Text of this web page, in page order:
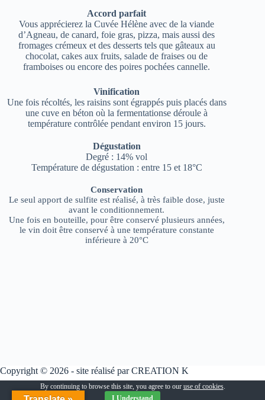
Accord parfait
Vous apprécierez la Cuvée Hélène avec de la viande
d’Agneau, de canard, foie gras, pizza, mais aussi des
fromages crémeux et des desserts tels que gâteaux au
chocolat, cakes aux fruits, salade de fraises ou de
framboises ou encore des poires pochées cannelle.
Vinification
Une fois récoltés, les raisins sont égrappés puis placés dans
une cuve en béton où la fermentationse déroule à
température contrôlée pendant environ 15 jours.
Dégustation
Degré : 14% vol
Température de dégustation : entre 15 et 18°C
Conservation
Le seul apport de sulfite est réalisé, à très faible dose, juste
avant le conditionnement.
Une fois en bouteille, pour être conservé plusieurs années,
le vin doit être conservé à une température constante
inférieure à 20°C
Copyright © 2026 - site réalisé parCREATION K
Suivez-nous
By continuing to browse this site, you agree to our use of cookies.
I Understand